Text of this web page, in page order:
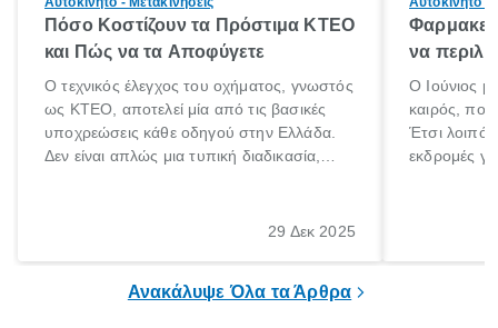
Πόσο Κοστίζουν τα Πρόστιμα ΚΤΕΟ
και Πώς να τα Αποφύγετε
Ο τεχνικός έλεγχος του οχήματος, γνωστός
ως ΚΤΕΟ, αποτελεί μία από τις βασικές
υποχρεώσεις κάθε οδηγού στην Ελλάδα.
Δεν είναι απλώς μια τυπική διαδικασία,
οδηγών και του περιβάλλοντος. Ωστόσο,
29 Δεκ 2025
να
Ο Ιούνιος
καιρός, που
Έτσι
εκδρομές
Ανακάλυψε Όλα τα Άρθρα